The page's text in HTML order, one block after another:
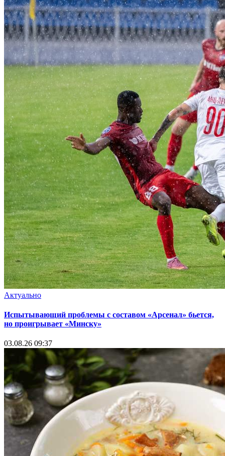
Актуально
Испытывающий проблемы с составом «Арсенал» бьется,
но проигрывает «Минску»
03.08.26 09:37